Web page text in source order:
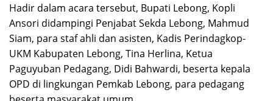
Hadir dalam acara tersebut, Bupati Lebong, Kopli
Ansori didampingi Penjabat Sekda Lebong, Mahmud
Siam, para staf ahli dan asisten, Kadis Perindagkop-
UKM Kabupaten Lebong, Tina Herlina, Ketua
Paguyuban Pedagang, Didi Bahwardi, beserta kepala
OPD di lingkungan Pemkab Lebong, para pedagang